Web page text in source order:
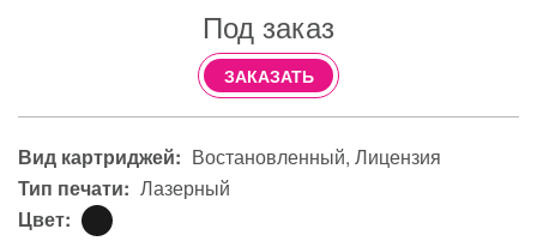
Под заказ
ЗАКАЗАТЬ
Вид картриджей: Востановленный Лицензия
Тип печати: Лазерный
Цвет: